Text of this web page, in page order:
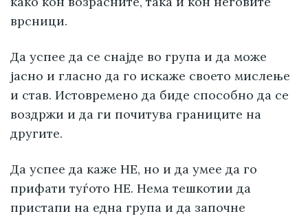
врсници.
Да успее да се снајде во група и да може
јасно и гласно да го искаже своето мислење
и став. Истовремено да биде способно да се
воздржи и да ги почитува границите на
другите.
Да успее да каже НЕ, но и да умее да го
прифати туѓото НЕ. Нема тешкотии да
пристапи на една група и да започне